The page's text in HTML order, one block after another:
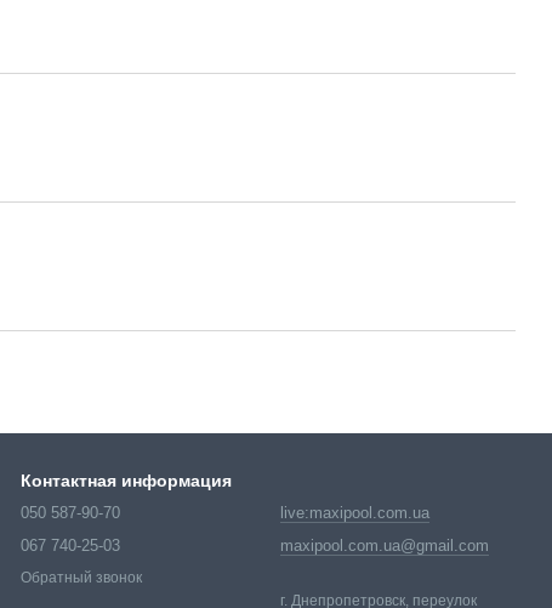
Контактная информация
050 587-90-70
067 740-25-03
Обратный звонок
live:maxipool.com.ua
maxipool.com.ua@gmail.com
г. Днепропетровск, переулок